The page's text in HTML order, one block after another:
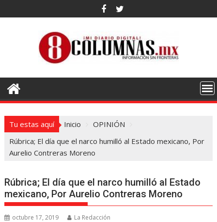
al
Tu estas aquí Inicio
OPINIÓN
Rúbrica; El día que el narco humilló al Estado mexicano, Por
Aurelio Contreras Moreno
Rúbrica; El día que el narco humilló al Estado
mexicano, Por Aurelio Contreras Moreno
octubre 17, 2019 La Redacción